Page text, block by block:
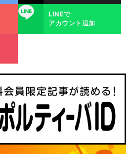
LINE
LINEで
アカウント追加